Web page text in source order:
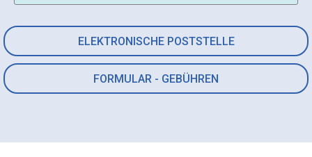
ELEKTRONISCHE POSTSTELLE
FORMULAR - GEBÜHREN